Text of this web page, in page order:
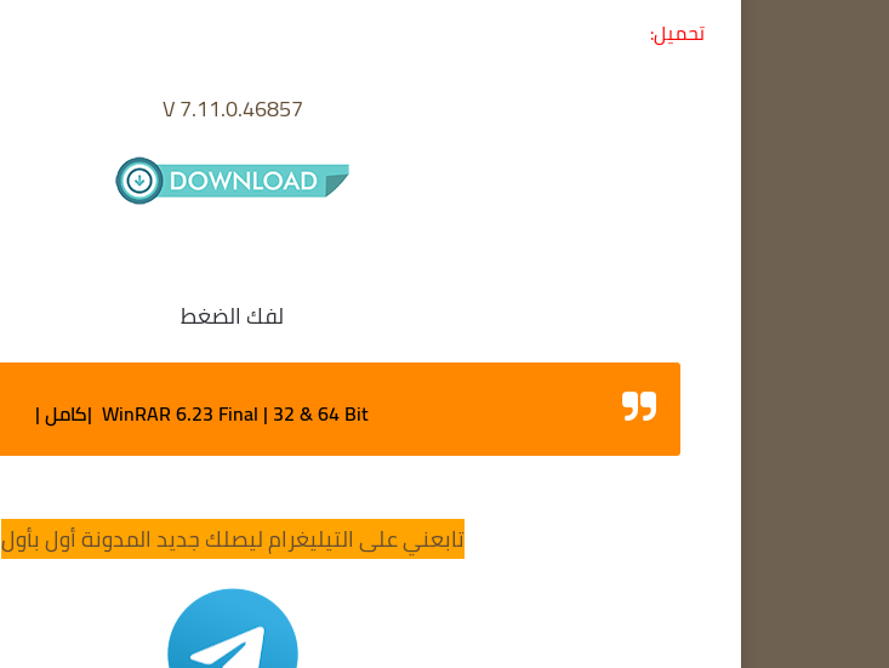
تحميل:
V 7.11.0.46857
لفك الضغط
WinRAR 6.23 Final | 32 & 64 Bit |كامل |
تابعني على التيليغرام ليصلك جديد المدونة أول بأول